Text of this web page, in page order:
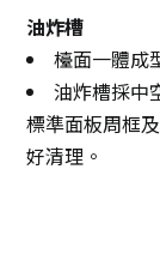
油炸槽
檯面一體成
油炸槽採中
標準面板周框
好清理。